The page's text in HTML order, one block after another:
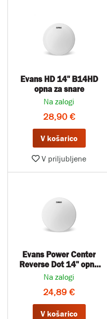
Evans HD 14'' B14HD
opna za snare
Na zalogi
28,90 €
V košarico
V priljubljene
Evans Power Center
Reverse Dot 14'' opna
za snare
Na zalogi
24,89 €
V košarico